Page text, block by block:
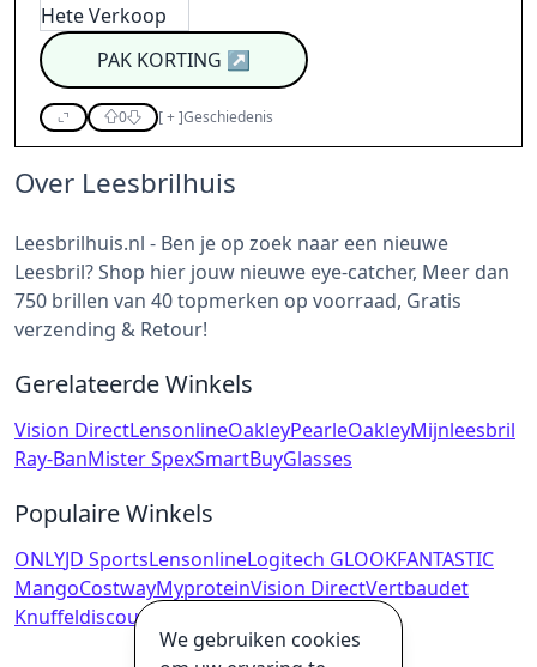
PAK KORTING ↗
0 [+]Geschiedenis
Over Leesbrilhuis
Leesbrilhuis.nl - Ben je op zoek naar een nieuwe
Leesbril? Shop hier jouw nieuwe eye-catcher, Meer dan
750 brillen van 40 topmerken op voorraad, Gratis
verzending & Retour!
Gerelateerde Winkels
Vision DirectLensonlineOakleyPearleOakleyMijnleesbril
Ray-BanMister SpexSmartBuyGlasses
Populaire Winkels
ONLYJD SportsLensonlineLogitech GLOOKFANTASTIC
MangoCostwayMyproteinVision DirectVertbaudet
Knuffeldiscounter
We gebruiken cookies